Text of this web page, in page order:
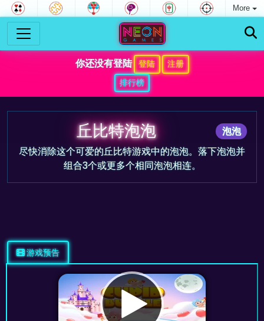
More
你还没有登陆 登陆
注册
排行榜
泡泡
丘比特泡泡
尽快消除这个可爱的丘比特游戏中的泡泡。落下泡泡并
组合3个或更多个相同泡泡相连。
游戏预告